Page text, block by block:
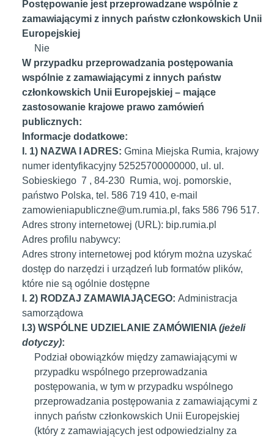
Postępowanie jest przeprowadzane wspólnie z
zamawiającymi z innych państw członkowskich Unii
Europejskiej
Nie
W przypadku przeprowadzania postępowania
wspólnie z zamawiającymi z innych państw
członkowskich Unii Europejskiej – mające
zastosowanie krajowe prawo zamówień
publicznych:
Informacje dodatkowe:
I. 1) NAZWA I ADRES: Gmina Miejska Rumia, krajowy
numer identyfikacyjny 52525700000000, ul. ul.
Sobieskiego 7 , 84-230 Rumia, woj. pomorskie,
państwo Polska, tel. 586 719 410, e-mail
zamowieniapubliczne@um.rumia.pl , faks 586 796 517.
Adres strony internetowej (URL): bip.rumia.pl
Adres profilu nabywcy:
Adres strony internetowej pod którym można uzyskać
dostęp do narzędzi i urządzeń lub formatów plików,
które nie są ogólnie dostępne
I. 2) RODZAJ ZAMAWIAJĄCEGO: Administracja
samorządowa
I.3) WSPÓLNE UDZIELANIE ZAMÓWIENIA (jeżeli
dotyczy):
Podział obowiązków między zamawiającymi w
przypadku wspólnego przeprowadzania
postępowania, w tym w przypadku wspólnego
przeprowadzania postępowania z zamawiającymi z
innych państw członkowskich Unii Europejskiej
(który z zamawiających jest odpowiedzialny za